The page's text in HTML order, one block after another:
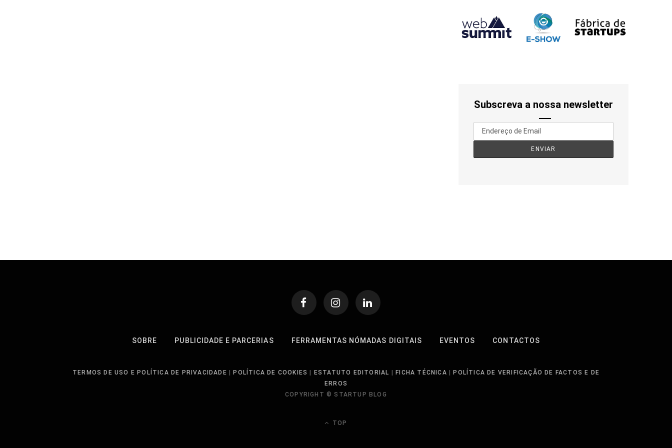
Subscreva a nossa newsletter
SOBRE PUBLICIDADE E PARCERIAS FERRAMENTAS NÓMADAS DIGITAIS EVENTOS CONTACTOS
TERMOS DE USO E POLÍTICA DE PRIVACIDADE POLÍTICA DE COOKIES ESTATUTO EDITORIAL FICHA TÉCNICA
POLÍTICA DE VERIFICAÇÃO DE FACTOS E DE
ERROS
COPYRIGHT © STARTUP BLOG
TOP